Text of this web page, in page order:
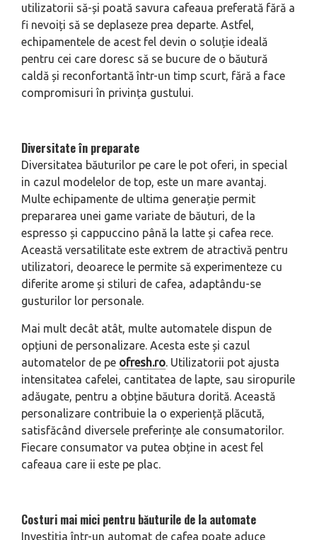
utilizatorii să-și poată savura cafeaua preferată fără a
fi nevoiți să se deplaseze prea departe. Astfel,
echipamentele de acest fel devin o soluție ideală
pentru cei care doresc să se bucure de o băutură
caldă și reconfortantă într-un timp scurt, fără a face
compromisuri în privința gustului.
Diversitate în preparate
Diversitatea băuturilor pe care le pot oferi, in special
in cazul modelelor de top, este un mare avantaj.
Multe echipamente de ultima generație permit
prepararea unei game variate de băuturi, de la
espresso și cappuccino până la latte și cafea rece.
Această versatilitate este extrem de atractivă pentru
utilizatori, deoarece le permite să experimenteze cu
diferite arome și stiluri de cafea, adaptându-se
gusturilor lor personale.
Mai mult decât atât, multe automatele dispun de
opțiuni de personalizare. Acesta este și cazul
automatelor de pe ofresh.ro. Utilizatorii pot ajusta
intensitatea cafelei, cantitatea de lapte, sau siropurile
adăugate, pentru a obține băutura dorită. Această
personalizare contribuie la o experiență plăcută,
satisfăcând diversele preferințe ale consumatorilor.
Fiecare consumator va putea obține in acest fel
cafeaua care ii este pe plac.
Costuri mai mici pentru băuturile de la automate
Investiția într-un automat de cafea poate aduce